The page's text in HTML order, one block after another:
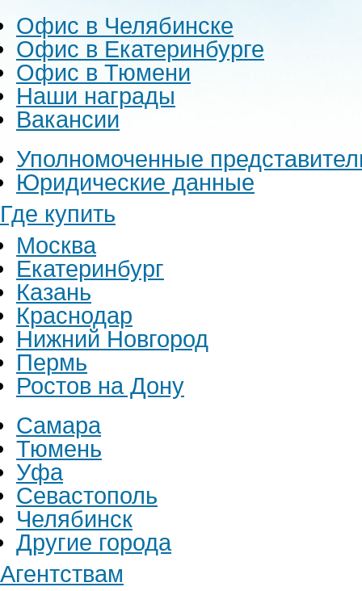
Офис в Челябинске
Офис в Екатеринбурге
Офис в Тюмени
Наши награды
Вакансии
Уполномоченные
Юридические данные
Где купить
Москва
Екатеринбург
Казань
Краснодар
Нижний Новгород
Пермь
Ростов на Дону
Самара
Тюмень
Уфа
Севастополь
Челябинск
Другие города
Агентствам